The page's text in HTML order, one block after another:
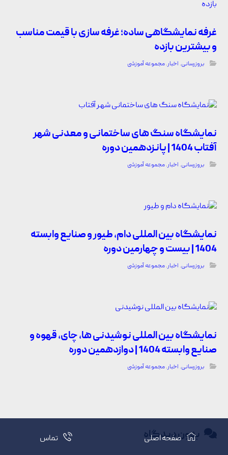
غرفه نمایشگاهی ساده؛ غرفه سازی با قیمت مناسب
و بیشترین بازده
بروزرسانی, اخبار,مجموعه آموزشی
نمایشگاه سنگ های ساختمانی و معدنی شهر
آفتاب 1404 | پانزدهمین دوره
بروزرسانی, اخبار,مجموعه آموزشی
نمایشگاه بین المللی دام، طیور و صنایع وابسته
1404 | بیست و چهارمین دوره
بروزرسانی, اخبار,مجموعه آموزشی
نمایشگاه بین المللی نوشیدنی ها، چای، قهوه و
صنایع وابسته 1404 | دوازدهمین دوره
بروزرسانی, اخبار,مجموعه آموزشی
بدون دیدگاه
صفحه اصلی تماس